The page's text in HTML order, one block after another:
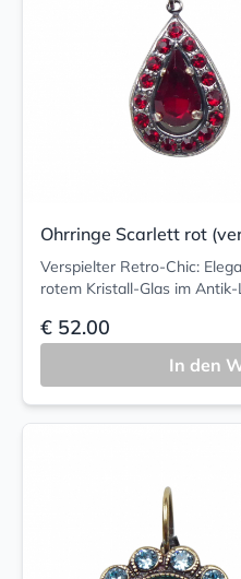
Ohrringe Scarlett rot
Verspielter Retro-Chic:
rotem Kristall-Glas im Antik-
€ 52.00
In den